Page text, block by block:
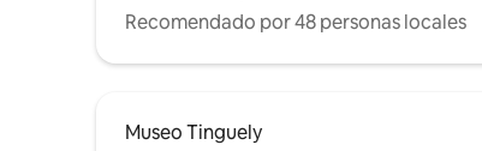
Recomendado por 48 personas locales
Museo Tinguely